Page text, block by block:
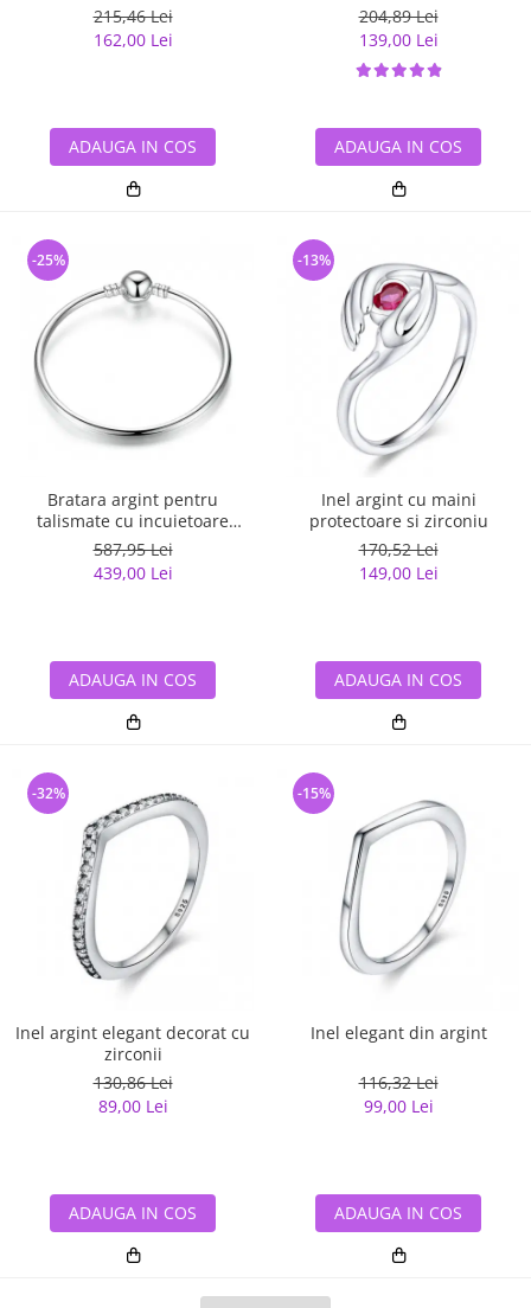
215,46 Lei
162,00 Lei
ADAUGA IN COS
204,89 Lei
139,00 Lei
ADAUGA IN COS
Bratara argint pentru
talismate cu incuietoare
sferica
587,95 Lei
439,00 Lei
-25%
ADAUGA IN COS
Inel argint cu maini
protectoare si zirconiu
170,52 Lei
149,00 Lei
-13%
ADAUGA IN COS
Inel argint elegant decorat cu
zirconii
130,86 Lei
89,00 Lei
-32%
ADAUGA IN COS
Inel elegant din argint
116,32 Lei
99,00 Lei
-15%
ADAUGA IN COS